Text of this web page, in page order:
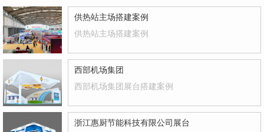
供热站主场搭建案例
供热站主场搭建案例
西部机场集团
西部机场集团展台搭建案例
浙江惠厨节能科技有限公司展台